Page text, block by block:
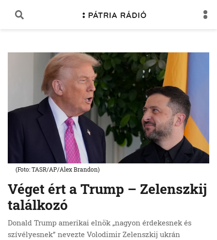
Véget ért a Trump – Zelenszkij
találkozó
Donald Trump amerikai elnök „nagyon érdekesnek és
szívélyesnek” nevezte Volodimir Zelenszkij ukrán
(Foto: TASR/AP/Alex Brandon)